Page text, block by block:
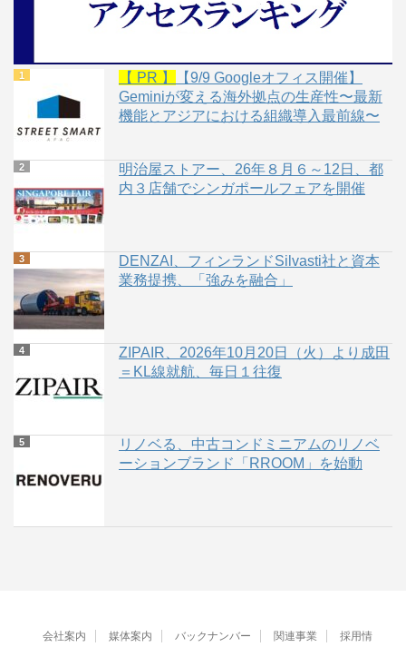
【 PR 】
【9/9 Googleオフィス開催】
Geminiが変える海外拠点の生産性〜最新
機能とアジアにおける組織導入最前線〜
明治屋ストアー、26年８月６～12日、都
内３店舗でシンガポールフェアを開催
DENZAI、フィンランドSilvasti社と資本
業務提携、「強みを融合」
ZIPAIR、2026年10月20日（火）より成田
＝KL線就航、毎日１往復
リノベる、中古コンドミニアムのリノベ
ーションブランド「RROOM」を始動
会社案内 媒体案内 バックナンバー 関連事業 採用情